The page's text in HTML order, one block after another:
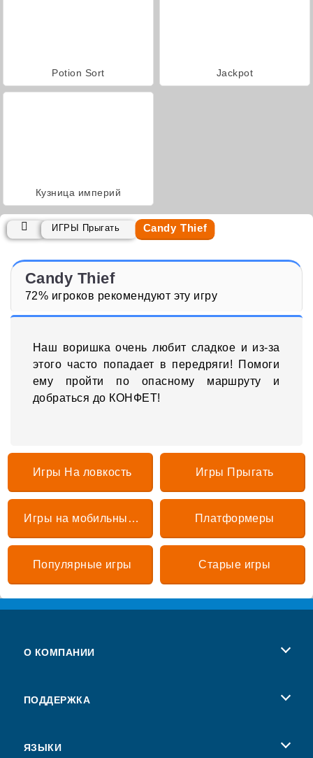
Potion Sort Jackpot
Кузница империй
ИГРЫ Прыгать Candy Thief
Candy Thief
72% игроков рекомендуют эту игру
Наш воришка очень любит сладкое и из-за
этого часто попадает в передряги! Помоги
ему пройти по опасному маршруту и
добраться до КОНФЕТ!
Игры На ловкость Игры Прыгать
Игры на мобильный и смартфон Платформеры
Популярные игры Старые игры
О КОМПАНИИ
ПОДДЕРЖКА
ЯЗЫКИ